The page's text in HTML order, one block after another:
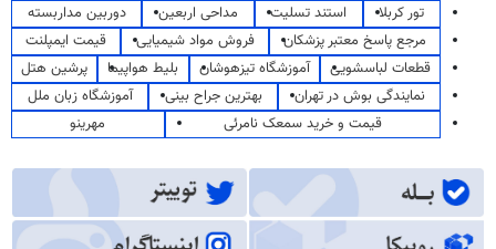
تور کربلا
استند تسلیت مداحی اربعین
دوربین مداربسته
مرجع پاسخ معتبر پزشکان
فروش مواد شیمیایی
قیمت ایمپلنت
قطعات لباسشویی
آموزشگاه تیزهوشان بلیط هواپیما
پرشین هتل
نمایندگی بوش در تهران
بهترین جراح بینی
آموزشگاه زبان ملل
قیمت و خرید سمعک نامرئی
مهرینو